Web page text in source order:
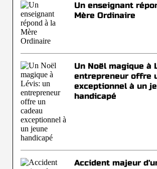
Un enseignant
Mère Ordinaire
Un Noël magique à
entrepreneur offre
exceptionnel à un
handicapé
Accident majeur